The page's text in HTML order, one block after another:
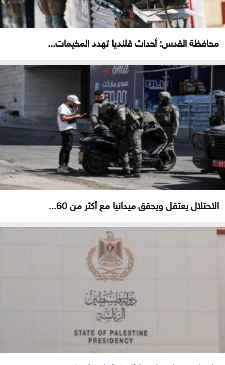
محافظة القدس: أحداث قلنديا تهدد المخيمات...
الاحتلال يعتقل ويحقق ميدانيا مع أكثر من 60...